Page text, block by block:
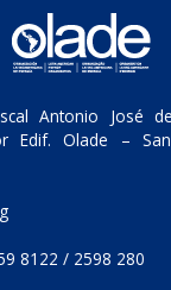
Antonio José
Edif. Olade –
8122 / 2598 280